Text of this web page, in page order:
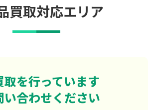
買取対応エリア
を行っています
合わせください